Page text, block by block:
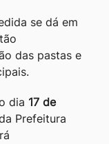
se dá em
das pastas e
dia 17 de
Prefeitura